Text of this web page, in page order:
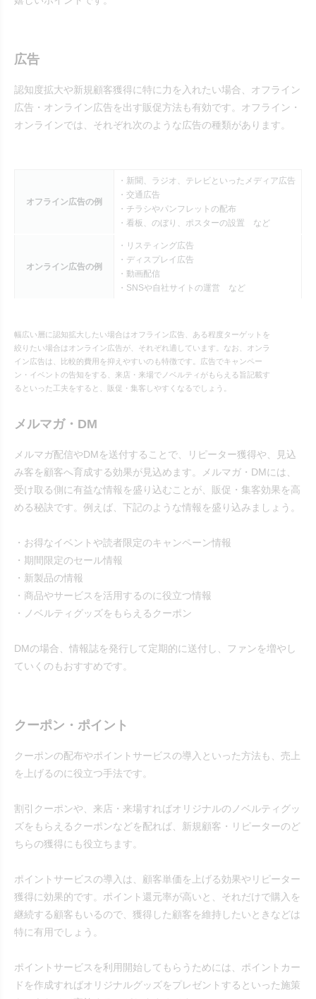
広告
認知度拡大や新規顧客獲得に特に力を入れたい場合、オフライン
広告・オンライン広告を出す販促方法も有効です。オフライン・
オンラインでは、それぞれ次のような広告の種類があります。
オフライン広告の例
・新聞、ラジオ、テレビといったメディア広告
・交通広告
・チラシやパンフレットの配布
・看板、のぼり、ポスターの設置 など
オンライン広告の例
・リスティング広告
・ディスプレイ広告
・動画配信
・SNSや自社サイトの運営 など
幅広い層に認知拡大したい場合はオフライン広告、ある程度ターゲットを
絞りたい場合はオンライン広告が、それぞれ適しています。なお、オンラ
イン広告は、比較的費用を抑えやすいのも特徴です。広告でキャンペー
ン・イベントの告知をする、来店・来場でノベルティがもらえる旨記載す
るといった工夫をすると、販促・集客しやすくなるでしょう。
メルマガ・DM
メルマガ配信やDMを送付することで、リピーター獲得や、見込
み客を顧客へ育成する効果が見込めます。メルマガ・DMには、
受け取る側に有益な情報を盛り込むことが、販促・集客効果を高
める秘訣です。例えば、下記のような情報を盛り込みましょう。
・お得なイベントや読者限定のキャンペーン情報
・期間限定のセール情報
・新製品の情報
・商品やサービスを活用するのに役立つ情報
・ノベルティグッズをもらえるクーポン
DMの場合、情報誌を発行して定期的に送付し、ファンを増やし
ていくのもおすすめです。
クーポン・ポイント
クーポンの配布やポイントサービスの導入といった方法も、売上
を上げるのに役立つ手法です。
割引クーポンや、来店・来場すればオリジナルのノベルティグッ
ズをもらえるクーポンなどを配れば、新規顧客・リピーターのど
ちらの獲得にも役立ちます。
ポイントサービスの導入は、顧客単価を上げる効果やリピーター
獲得に効果的です。ポイント還元率が高いと、それだけで購入を
継続する顧客もいるので、獲得した顧客を維持したいときなどは
特に有用でしょう。
ポイントサービスを利用開始してもらうためには、ポイントカー
ドを作成すればオリジナルグッズをプレゼントするといった施策